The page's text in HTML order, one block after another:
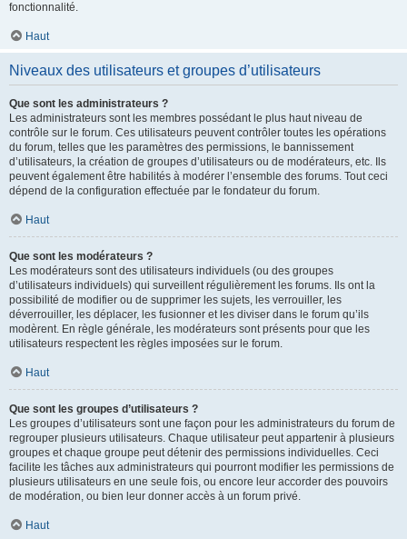
fonctionnalité.
Haut
Niveaux des utilisateurs et groupes d’utilisateurs
Que sont les administrateurs ?
Les administrateurs sont les membres possédant le plus haut niveau de
contrôle sur le forum. Ces utilisateurs peuvent contrôler toutes les opérations
du forum, telles que les paramètres des permissions, le bannissement
d’utilisateurs, la création de groupes d’utilisateurs ou de modérateurs, etc. Ils
peuvent également être habilités à modérer l’ensemble des forums. Tout ceci
dépend de la configuration effectuée par le fondateur du forum.
Haut
Que sont les modérateurs ?
Les modérateurs sont des utilisateurs individuels (ou des groupes
d’utilisateurs individuels) qui surveillent régulièrement les forums. Ils ont la
possibilité de modifier ou de supprimer les sujets, les verrouiller, les
déverrouiller, les déplacer, les fusionner et les diviser dans le forum qu’ils
modèrent. En règle générale, les modérateurs sont présents pour que les
utilisateurs respectent les règles imposées sur le forum.
Haut
Que sont les groupes d’utilisateurs ?
Les groupes d’utilisateurs sont une façon pour les administrateurs du forum de
regrouper plusieurs utilisateurs. Chaque utilisateur peut appartenir à plusieurs
groupes et chaque groupe peut détenir des permissions individuelles. Ceci
facilite les tâches aux administrateurs qui pourront modifier les permissions de
plusieurs utilisateurs en une seule fois, ou encore leur accorder des pouvoirs
de modération, ou bien leur donner accès à un forum privé.
Haut